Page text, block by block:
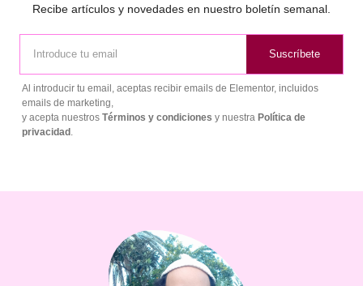
Recibe artículos y novedades en nuestro boletín semanal.
Suscríbete
Al introducir tu email, aceptas recibir emails de Elementor, incluidos
emails de marketing,
y acepta nuestros Términos y condiciones y nuestra Política de
privacidad .